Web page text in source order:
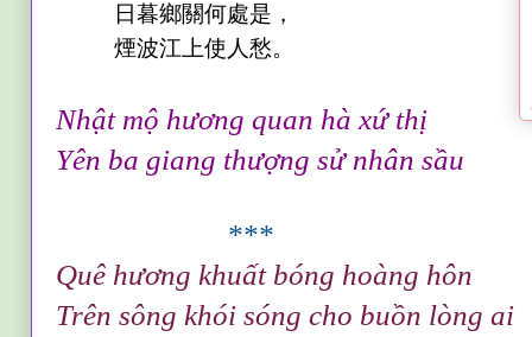
日暮鄉關何處是，
煙波江上使人愁。
Nhật mộ hương quan hà xứ thị
Yên ba giang thượng sử nhân sầu
***
Quê hương khuất bóng hoàng hôn
Trên sông khói sóng cho buồn lòng ai